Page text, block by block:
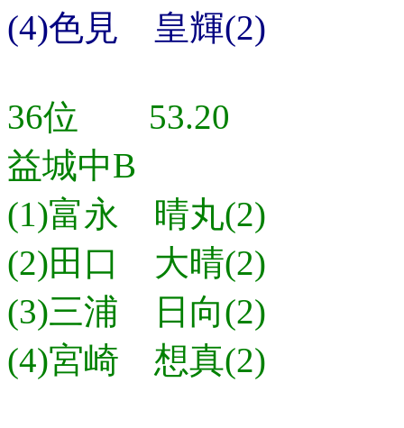
(4)色見 皇輝(2)
36位 53.20
益城中B
(1)富永 晴丸(2)
(2)田口 大晴(2)
(3)三浦 日向(2)
(4)宮崎 想真(2)